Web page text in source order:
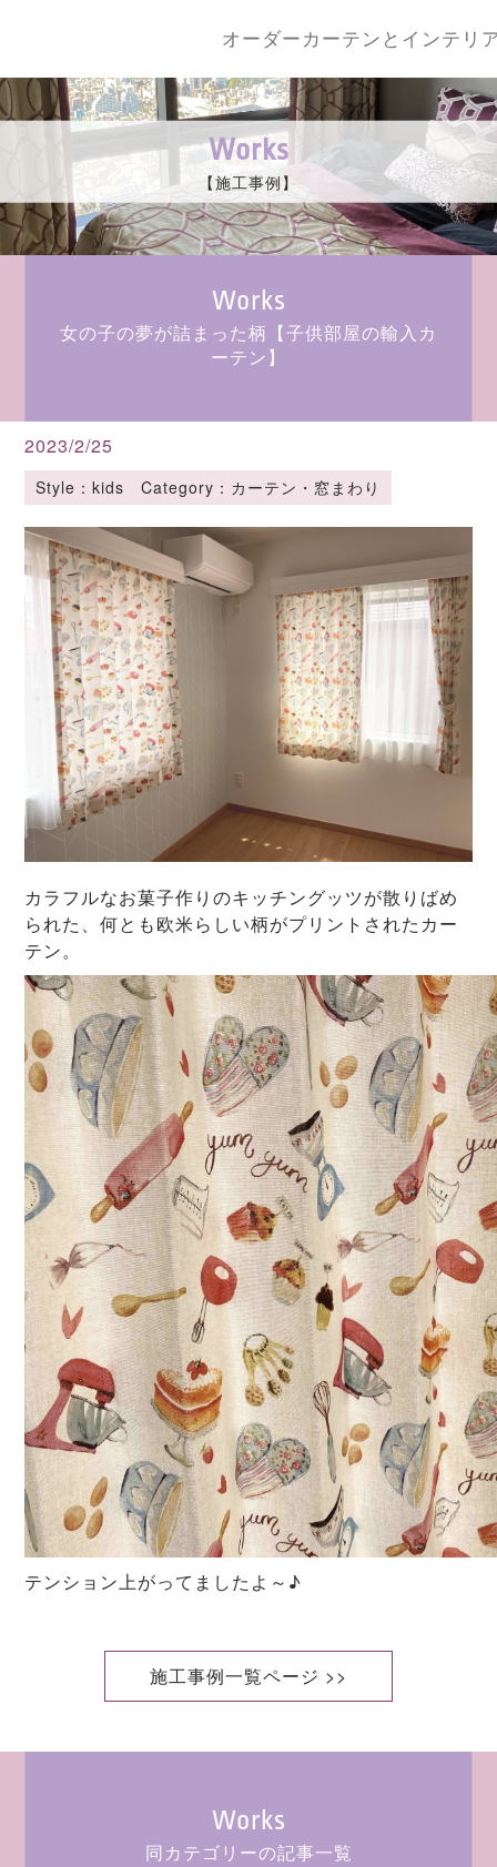
オーダーカーテンとインテリ
Works
【施工事例】
Works
女の子の夢が詰まった柄【子供部屋の輸入カ
ーテン】
2023/2/25
Style：kids Category：カーテン・窓まわり
カラフルなお菓子作りのキッチングッツが散りばめ
られた、何とも欧米らしい柄がプリントされたカー
テン。
テンション上がってましたよ～♪
施工事例一覧ページ >>
Works
同カテゴリーの記事一覧